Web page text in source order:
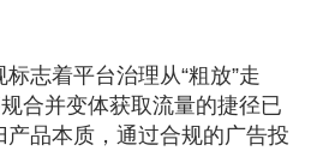
志着平台治理从“粗放”走
合并变体获取流量的捷径已
品本质，通过合规的广告投